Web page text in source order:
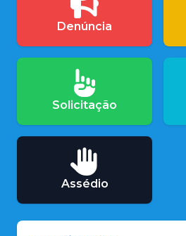
Denúncia
Solicitação
Assédio